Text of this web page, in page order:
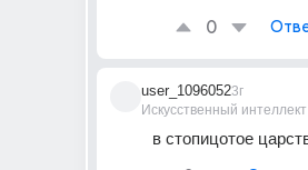
0
user_1096052
Искусственный интеллект
3г
в стопицотое